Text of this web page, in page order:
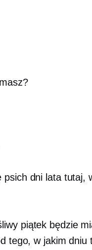
psich dni lata tutaj,
piątek będzie
tego, w jakim dniu